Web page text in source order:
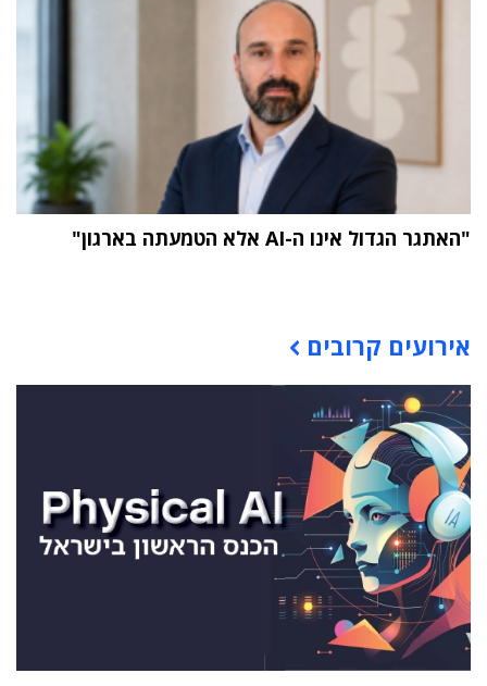
"האתגר הגדול אינו ה-AI אלא הטמעתה בארגון"
אירועים קרובים